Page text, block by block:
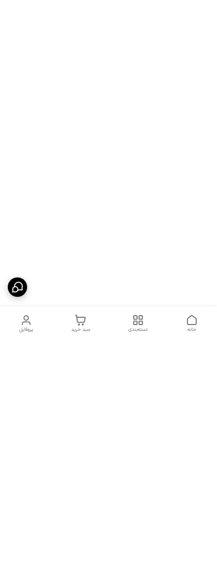
پروفایل سبد خرید دسته‌بندی خانه